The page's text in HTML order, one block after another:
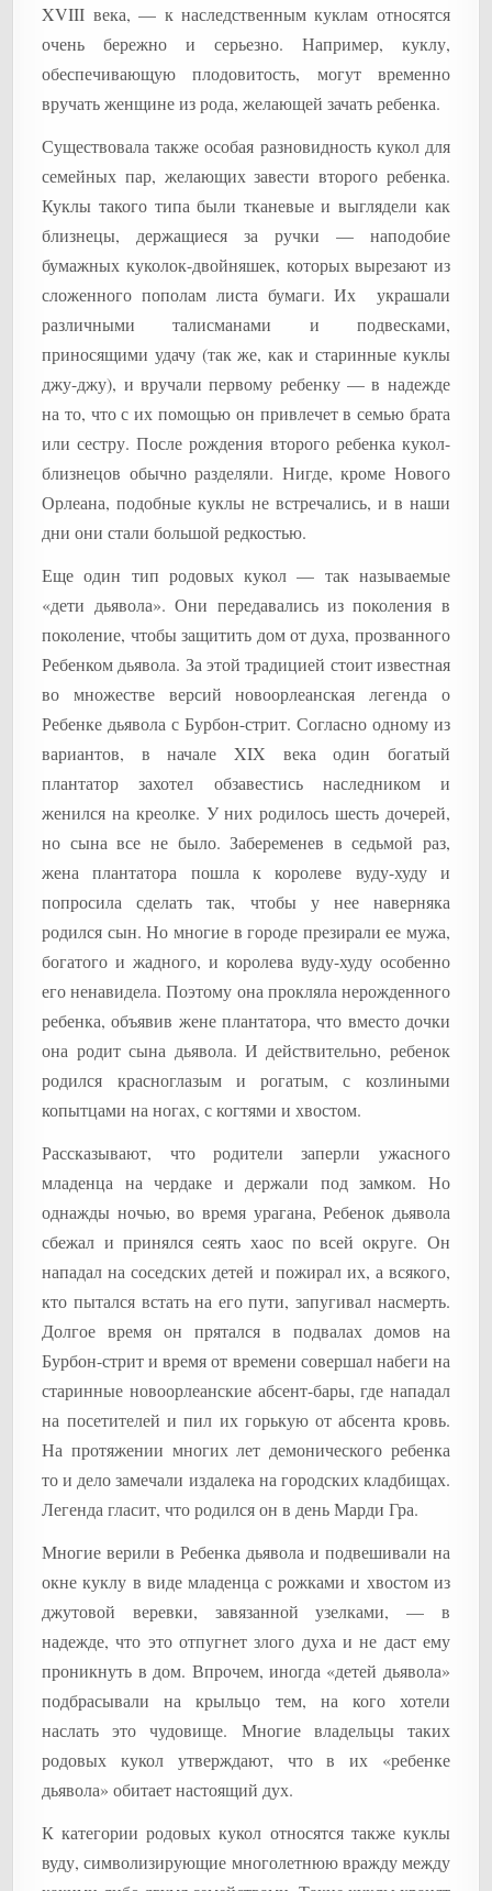
XVIII века, — к наследственным куклам относятся
очень бережно и серьезно. Например, куклу,
обеспечивающую плодовитость, могут временно
вручать женщине из рода, желающей зачать ребенка.
Существовала также особая разновидность кукол для
семейных пар, желающих завести второго ребенка.
Куклы такого типа были тканевые и выглядели как
близнецы, держащиеся за ручки — наподобие
бумажных куколок-двойняшек, которых вырезают из
сложенного пополам листа бумаги. Их украшали
различными талисманами и подвесками,
приносящими удачу (так же, как и старинные куклы
джу-джу), и вручали первому ребенку — в надежде
на то, что с их помощью он привлечет в семью брата
или сестру. После рождения второго ребенка кукол-
близнецов обычно разделяли. Нигде, кроме Нового
Орлеана, подобные куклы не встречались, и в наши
дни они стали большой редкостью.
Еще один тип родовых кукол — так называемые
«дети дьявола». Они передавались из поколения в
поколение, чтобы защитить дом от духа, прозванного
Ребенком дьявола. За этой традицией стоит известная
во множестве версий новоорлеанская легенда о
Ребенке дьявола с Бурбон-стрит. Согласно одному из
вариантов, в начале XIX века один богатый
плантатор захотел обзавестись наследником и
женился на креолке. У них родилось шесть дочерей,
но сына все не было. Забеременев в седьмой раз,
жена плантатора пошла к королеве вуду-худу и
попросила сделать так, чтобы у нее наверняка
родился сын. Но многие в городе презирали ее мужа,
богатого и жадного, и королева вуду-худу особенно
его ненавидела. Поэтому она прокляла нерожденного
ребенка, объявив жене плантатора, что вместо дочки
она родит сына дьявола. И действительно, ребенок
родился красноглазым и рогатым, с козлиными
копытцами на ногах, с когтями и хвостом.
Рассказывают, что родители заперли ужасного
младенца на чердаке и держали под замком. Но
однажды ночью, во время урагана, Ребенок дьявола
сбежал и принялся сеять хаос по всей округе. Он
нападал на соседских детей и пожирал их, а всякого,
кто пытался встать на его пути, запугивал насмерть.
Долгое время он прятался в подвалах домов на
Бурбон-стрит и время от времени совершал набеги на
старинные новоорлеанские абсент-бары, где нападал
на посетителей и пил их горькую от абсента кровь.
На протяжении многих лет демонического ребенка
то и дело замечали издалека на городских кладбищах.
Легенда гласит, что родился он в день Марди Гра.
Многие верили в Ребенка дьявола и подвешивали на
окне куклу в виде младенца с рожками и хвостом из
джутовой веревки, завязанной узелками, — в
надежде, что это отпугнет злого духа и не даст ему
проникнуть в дом. Впрочем, иногда «детей дьявола»
подбрасывали на крыльцо тем, на кого хотели
наслать это чудовище. Многие владельцы таких
родовых кукол утверждают, что в их «ребенке
дьявола» обитает настоящий дух.
К категории родовых кукол относятся также куклы
вуду, символизирующие многолетнюю вражду между